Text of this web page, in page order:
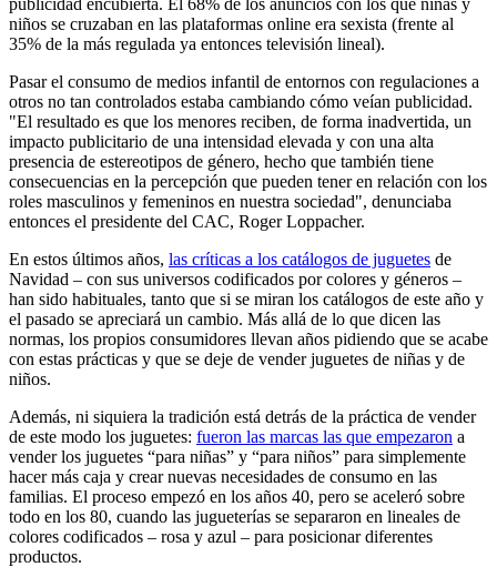
niños se cruzaban en las plataformas online era sexista (frente al
35% de la más regulada ya entonces televisión lineal).
Pasar el consumo de medios infantil de entornos con regulaciones a
otros no tan controlados estaba cambiando cómo veían publicidad.
"El resultado es que los menores reciben, de forma inadvertida, un
impacto publicitario de una intensidad elevada y con una alta
presencia de estereotipos de género, hecho que también tiene
consecuencias en la percepción que pueden tener en relación con los
roles masculinos y femeninos en nuestra sociedad", denunciaba
entonces el presidente del CAC, Roger Loppacher.
En estos últimos años, las críticas a los catálogos de juguetes de
Navidad – con sus universos codificados por colores y géneros –
han sido habituales, tanto que si se miran los catálogos de este año y
el pasado se apreciará un cambio. Más allá de lo que dicen las
normas, los propios consumidores llevan años pidiendo que se acabe
con estas prácticas y que se deje de vender juguetes de niñas y de
niños.
Además, ni siquiera la tradición está detrás de la práctica de vender
de este modo los juguetes: fueron las marcas las que empezaron a
vender los juguetes “para niñas” y “para niños” para simplemente
hacer más caja y crear nuevas necesidades de consumo en las
familias. El proceso empezó en los años 40, pero se aceleró sobre
todo en los 80, cuando las jugueterías se separaron en lineales de
colores codificados – rosa y azul – para posicionar diferentes
productos.